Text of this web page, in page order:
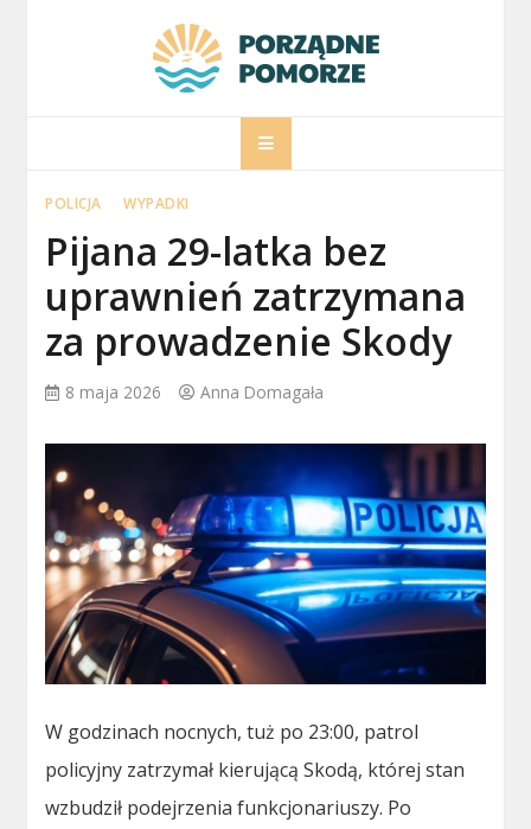
Informacje na temat Pomorza
POLICJA WYPADKI
Pijana 29-latka bez
uprawnień zatrzymana
za prowadzenie Skody
8 maja 2026 Anna Domagała
W godzinach nocnych, tuż po 23:00, patrol
policyjny zatrzymał kierującą Skodą, której stan
wzbudził podejrzenia funkcjonariuszy. Po